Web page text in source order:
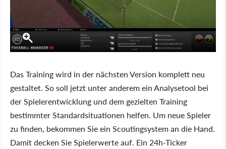
Das Training wird in der nächsten Version komplett neu
gestaltet. So soll jetzt unter anderem ein Analysetool bei
der Spielerentwicklung und dem gezielten Training
bestimmter Standardsituationen helfen. Um neue Spieler
zu finden, bekommen Sie ein Scoutingsystem an die Hand.
Damit decken Sie Spielerwerte auf. Ein 24h-Ticker